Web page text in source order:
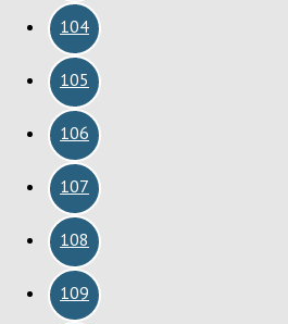
104
105
106
107
108
109